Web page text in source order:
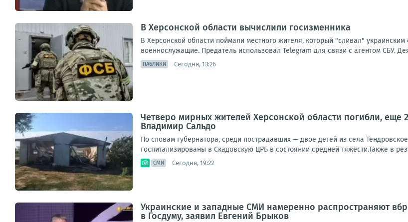
В Херсонской области вычислили госизменника
В Херсонской области поймали местного жителя, который "сливал"
военнослужащие. Предатель использовал Telegram для связи с агентом СБУ.
ПАБЛИКИ Сегодня, 13:26
Четверо мирных жителей Херсонской области погибли, еще
Владимир Сальдо
По словам губернатора, среди пострадавших — двое детей из села
госпитализированы в Скадовскую ЦРБ в состоянии средней тяжести.Также в
СМИ Сегодня, 19:22
Украинские и западные СМИ намеренно распространяют
в Госдуму, заявил Евгений Брыков